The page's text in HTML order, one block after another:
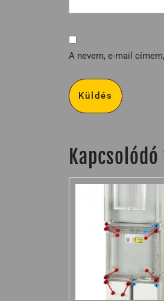
A nevem, e-mail